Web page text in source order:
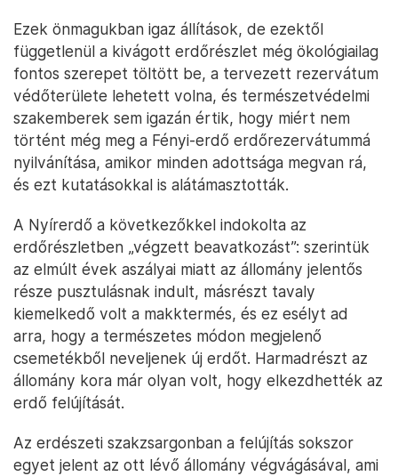
Ezek önmagukban igaz állítások, de ezektől
függetlenül a kivágott erdőrészlet még ökológiailag
fontos szerepet töltött be, a tervezett rezervátum
védőterülete lehetett volna, és természetvédelmi
szakemberek sem igazán értik, hogy miért nem
történt még meg a Fényi-erdő erdőrezervátummá
nyilvánítása, amikor minden adottsága megvan rá,
és ezt kutatásokkal is alátámasztották.
A Nyírerdő a következőkkel indokolta az
erdőrészletben „végzett beavatkozást”: szerintük
az elmúlt évek aszályai miatt az állomány jelentős
része pusztulásnak indult, másrészt tavaly
kiemelkedő volt a makktermés, és ez esélyt ad
arra, hogy a természetes módon megjelenő
csemetékből neveljenek új erdőt. Harmadrészt az
állomány kora már olyan volt, hogy elkezdhették az
erdő felújítását.
Az erdészeti szakzsargonban a felújítás sokszor
egyet jelent az ott lévő állomány végvágásával, ami